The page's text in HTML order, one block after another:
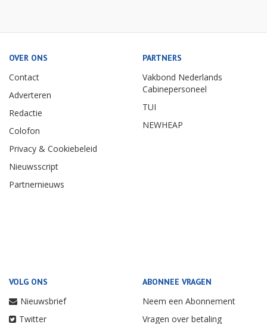
OVER ONS
Contact
Adverteren
Redactie
Colofon
Privacy & Cookiebeleid
Nieuwsscript
Partnernieuws
PARTNERS
Vakbond Nederlands
Cabinepersoneel
TUI
NEWHEAP
VOLG ONS
Nieuwsbrief
Twitter
ABONNEE VRAGEN
Neem een Abonnement
Vragen over betaling